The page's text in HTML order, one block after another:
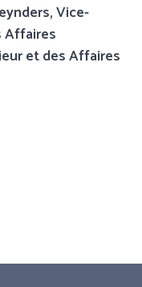
Vice-
Affaires
et des Affaires